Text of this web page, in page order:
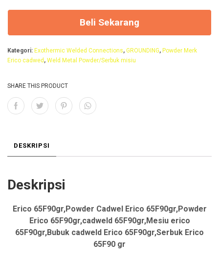
65F90gr,Mesiu
65F90gr,Bubuk
cadweld Erico
65F90gr,Serbuk
Beli Sekarang
Kategori: Exothermic Welded Connections, GROUNDING, Powder Merk
Erico cadwed , Weld Metal Powder/Serbuk misiu
SHARE THIS PRODUCT
DESKRIPSI
Deskripsi
Erico 65F90gr,Powder Cadwel Erico 65F90gr,Powder
Erico 65F90gr,cadweld 65F90gr,Mesiu erico
65F90gr,Bubuk cadweld Erico 65F90gr,Serbuk Erico
65F90 gr